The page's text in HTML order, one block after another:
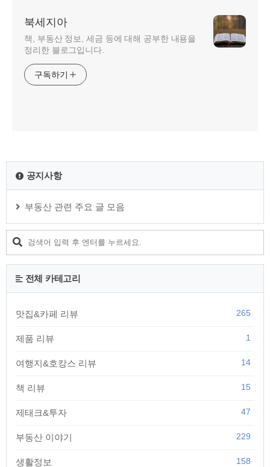
북세지아
책, 부동산 정보, 세금 등에 대해 공부한 내용을
정리한 블로그입니다.
구독하기
공지사항
부동산 관련 주요 글 모음
전체 카테고리
맛집&카페 리뷰 265
제품 리뷰 1
여행지&호캉스 리뷰 14
책 리뷰 15
제태크&투자 47
부동산 이야기 229
생활정보 158